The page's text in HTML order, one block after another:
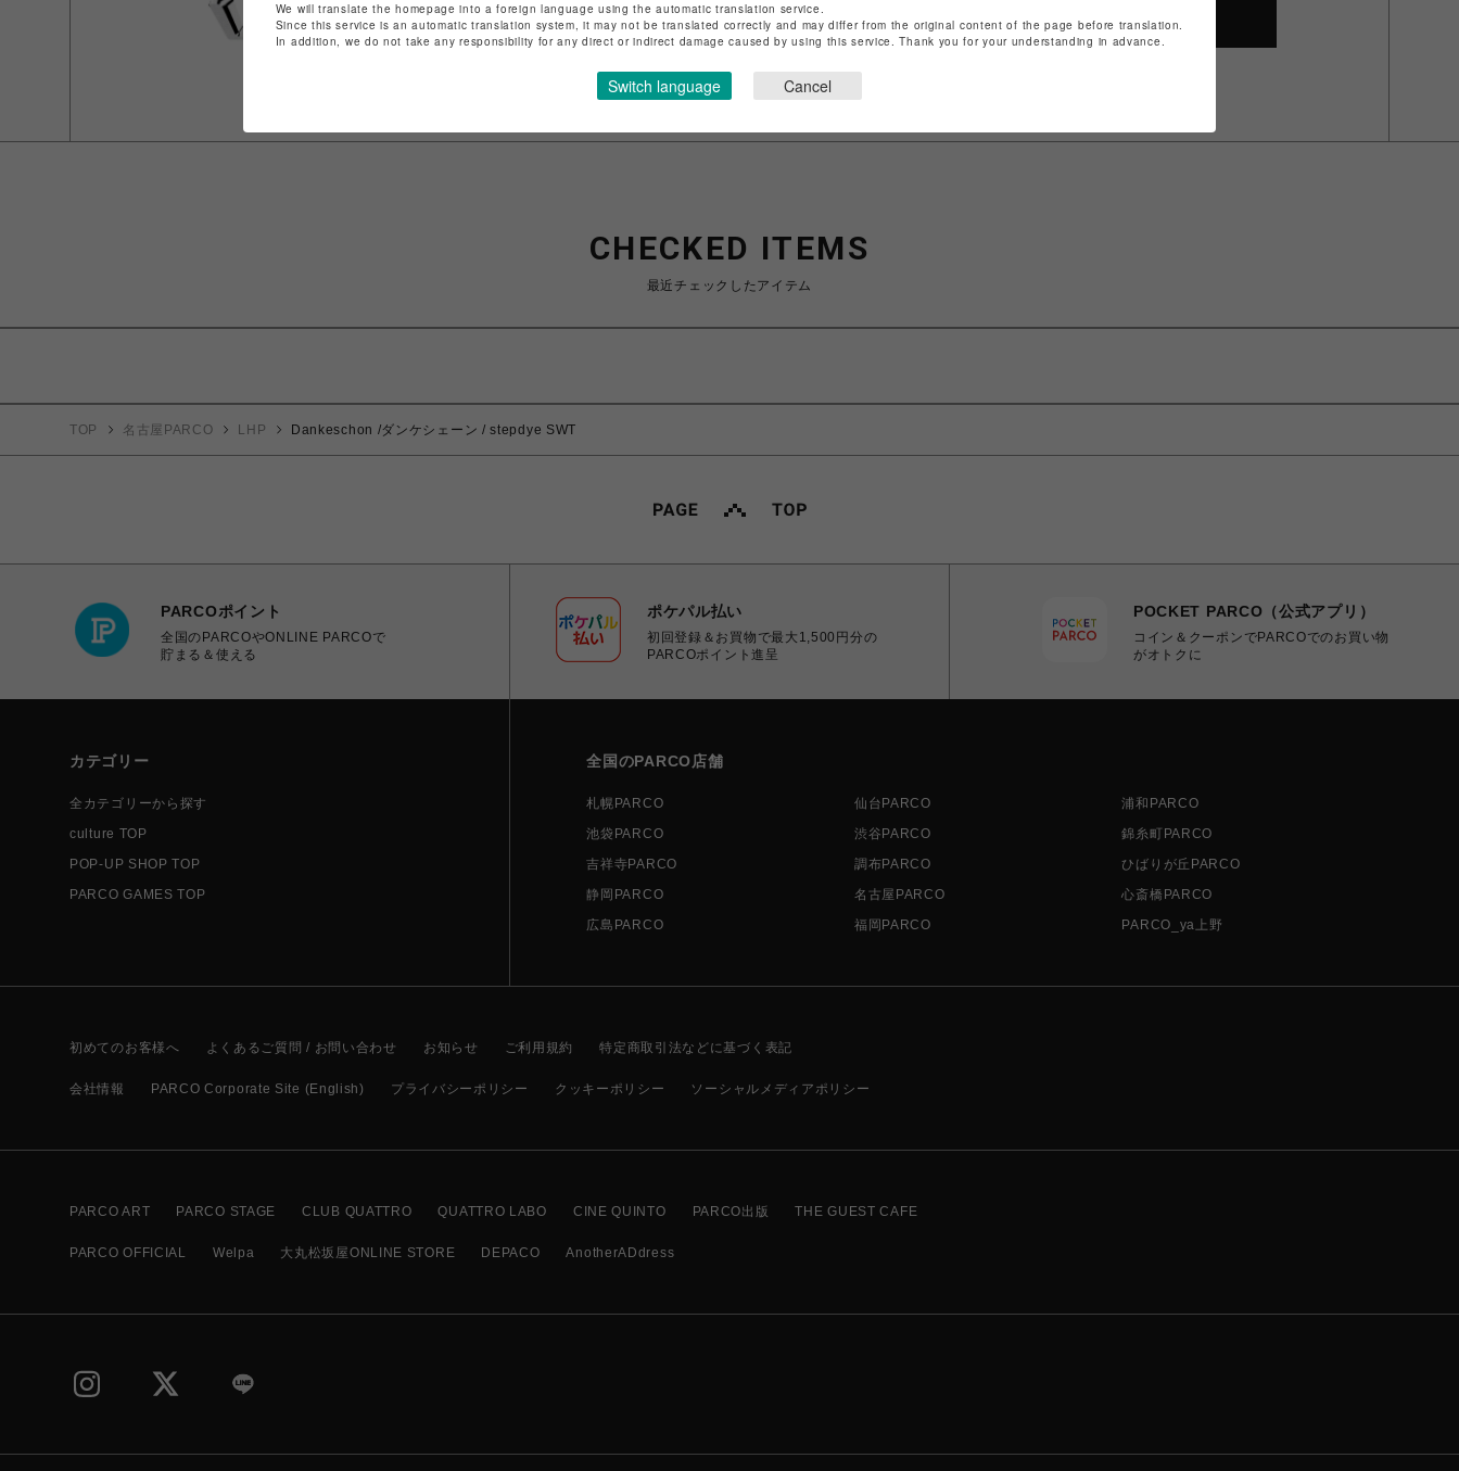
特定商取引法など法令に基づく表記はこちら
ショップお問い合わせはこちら
SHOP TOP
CHECKED ITEMS
最近チェックしたアイテム
TOP 名古屋PARCO LHP Dankeschon /ダンケシェーン / stepdye SWT
PARCOポイント
全国のPARCOやONLINE PARCOで
貯まる＆使える
ポケパル払い
初回登録＆お買物で最大1,500円分の
PARCOポイント進呈
POCKET PARCO（公式アプリ）
コイン＆クーポンでPARCOでのお買い物
がオトクに
カテゴリー
全カテゴリーから探す
culture TOP
POP-UP SHOP TOP
PARCO GAMES TOP
全国のPARCO店舗
札幌PARCO 仙台PARCO
浦和PARCO
池袋PARCO
渋谷PARCO
錦糸町PARCO
吉祥寺PARCO
調布PARCO
ひばりが丘PARCO
静岡PARCO
名古屋PARCO
心斎橋PARCO
広島PARCO
福岡PARCO PARCO_ya上野
初めてのお客様へ よくあるご質問 / お問い合わせ お知らせ ご利用規約 特定商取引法などに基づく表記
会社情報 PARCO Corporate Site (English) プライバシーポリシー クッキーポリシー ソーシャルメディアポリシー
PARCO ART PARCO STAGE CLUB QUATTRO QUATTRO LABO CINE QUINTO PARCO出版 THE GUEST CAFE
PARCO OFFICIAL Welpa 大丸松坂屋ONLINE STORE DEPACO AnotherADdress
We will translate the homepage into a foreign language using the automatic translation service.
Since this service is an automatic translation system, it may not be translated correctly and may differ from the original content of the page before translation.
In addition, we do not take any responsibility for any direct or indirect damage caused by using this service. Thank you for your understanding in advance.
Switch language Cancel